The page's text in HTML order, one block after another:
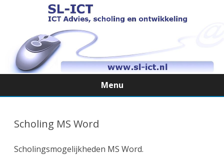
Menu
Ga
Scholing MS Word
Scholingsmogelijkheden MS Word.